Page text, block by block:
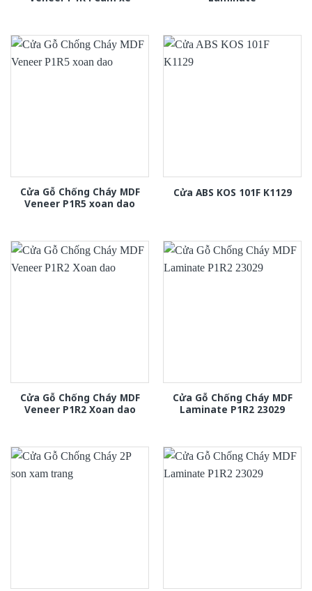
Cửa Gỗ Chống Cháy MDF
Veneer P1R5 xoan dao
Cửa ABS KOS 101F K1129
Cửa Gỗ Chống Cháy MDF
Veneer P1R2 Xoan dao
Cửa Gỗ Chống Cháy MDF
Laminate P1R2 23029